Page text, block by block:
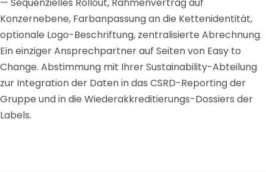
Konzernebene, Farbanpassung an die Kettenidentität,
optionale Logo-Beschriftung, zentralisierte Abrechnung.
Ein einziger Ansprechpartner auf Seiten von Easy to
Change. Abstimmung mit Ihrer Sustainability-Abteilung
zur Integration der Daten in das CSRD-Reporting der
Gruppe und in die Wiederakkreditierungs-Dossiers der
Labels.